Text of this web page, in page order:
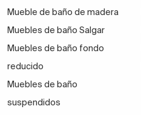
Mueble de baño de madera
Muebles de baño Salgar
Muebles de baño fondo
reducido
Muebles de baño
suspendidos